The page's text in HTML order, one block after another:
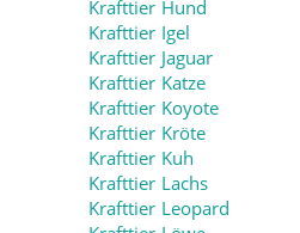
Krafttier Hund
Krafttier Igel
Krafttier Jaguar
Krafttier Katze
Krafttier Koyote
Krafttier Kröte
Krafttier Kuh
Krafttier Lachs
Krafttier Leopard